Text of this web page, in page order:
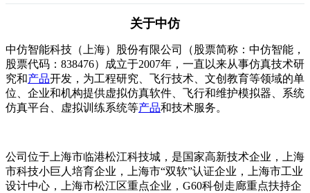
关于中仿
中仿智能科技（上海）股份有限公司（股票简称：中仿智能，
股票代码：838476）成立于2007年，一直以来从事仿真技术研
究和产品开发，为工程研究、飞行技术、文创教育等领域的单
位、企业和机构提供虚拟仿真软件、飞行和维护模拟器、系统
仿真平台、虚拟训练系统等产品和技术服务。
公司位于上海市临港松江科技城，是国家高新技术企业，上海
市科技小巨人培育企业，上海市“双软”认证企业，上海市工业
设计中心，上海市松江区重点企业，G60科创走廊重点扶持企